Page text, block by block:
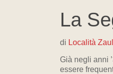
La
di Località
Già negli anni
essere